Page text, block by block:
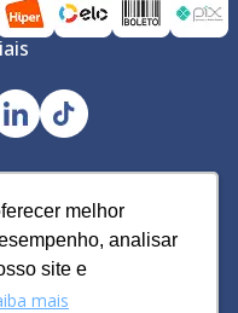
melhor
analisar
site e
mais
melhor
analisar
site e
mais
Calçados Ltda | CNPJ:
43
Brás, São Paulo -SP